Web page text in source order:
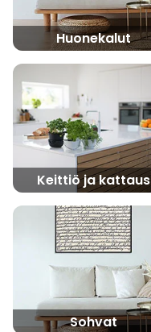
Huonekalut
Keittiö ja kattaus
Sohvat